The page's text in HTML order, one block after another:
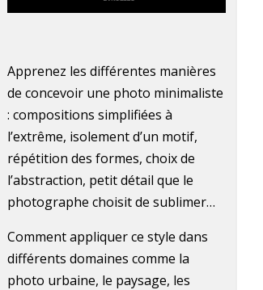
Apprenez les différentes manières
de concevoir une photo minimaliste
: compositions simplifiées à
l’extrême, isolement d’un motif,
répétition des formes, choix de
l’abstraction, petit détail que le
photographe choisit de sublimer…
Comment appliquer ce style dans
différents domaines comme la
photo urbaine, le paysage, les